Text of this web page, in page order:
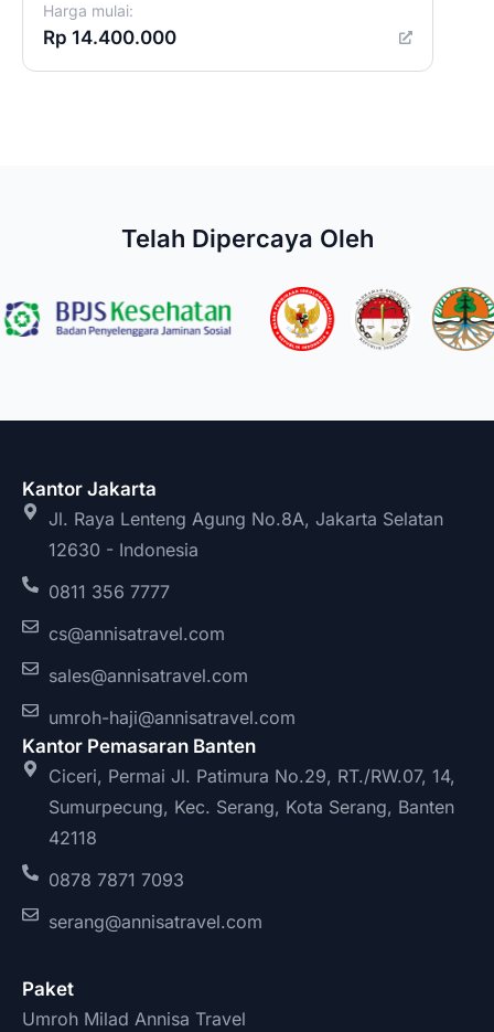
Harga mulai:
Rp 14.400.000
Telah Dipercaya Oleh
Kantor Jakarta
Jl. Raya Lenteng Agung No.8A, Jakarta Selatan
12630 - Indonesia
0811 356 7777
cs@annisatravel.com
sales@annisatravel.com
umroh-haji@annisatravel.com
Kantor Pemasaran Banten
Ciceri, Permai Jl. Patimura No.29, RT./RW.07, 14,
Sumurpecung, Kec. Serang, Kota Serang, Banten
42118
0878 7871 7093
serang@annisatravel.com
Paket
Umroh Milad Annisa Travel